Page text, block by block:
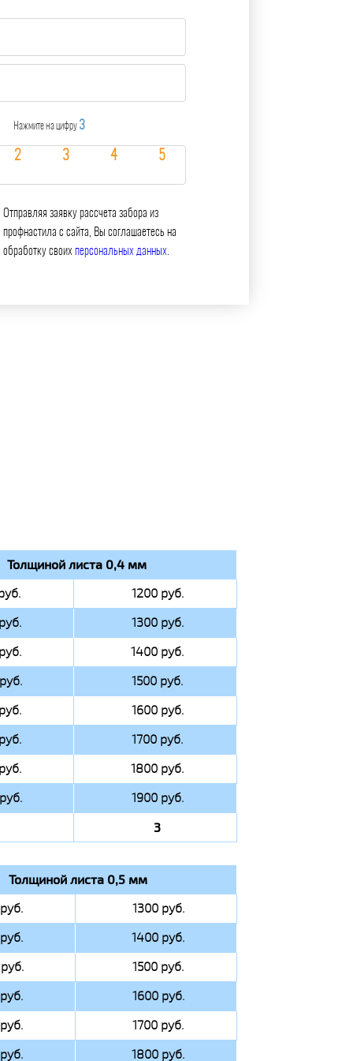
Нажмите на цифру 3
Отправляя заявку рассчета забора из
профнастила с сайта, Вы соглашаетесь на
обработку своих персональных данных
Толщиной листа 0,4 мм
1200 руб.
1300 руб.
1400 руб.
1500 руб.
1600 руб.
1700 руб.
1800 руб.
1900 руб.
3
Толщиной листа 0,5 мм
1300 руб.
1400 руб.
1500 руб.
1600 руб.
1700 руб.
1800 руб.